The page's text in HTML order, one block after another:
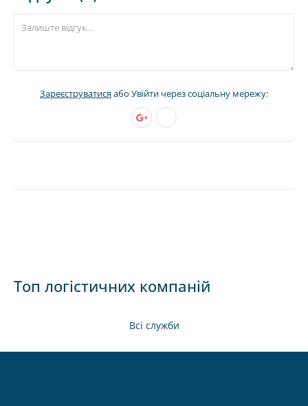
Зареєструватисяабо Увійти через соціальну мережу:
Топ логістичних компаній
Всі служби